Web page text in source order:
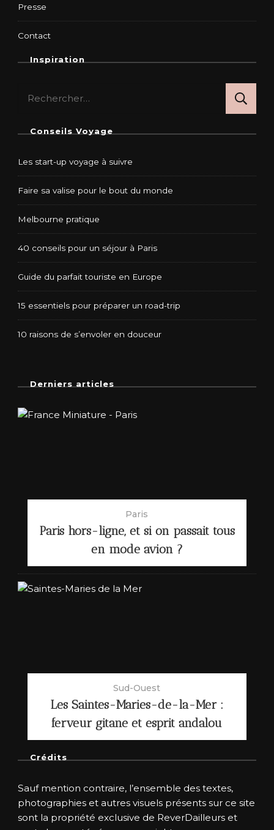
Presse
Contact
Inspiration
Conseils Voyage
Les start-up voyage à suivre
Faire sa valise pour le bout du monde
Melbourne pratique
40 conseils pour un séjour à Paris
Guide du parfait touriste en Europe
15 essentiels pour préparer un road-trip
10 raisons de s’envoler en douceur
Derniers articles
Paris
Paris hors-ligne, et si on passait tous
en mode avion ?
Sud-Ouest
Les Saintes-Maries-de-la-Mer :
ferveur gitane et esprit andalou
Crédits
Sauf mention contraire, l’ensemble des textes,
photographies et autres visuels présents sur ce site
sont la propriété exclusive de ReverDailleurs et